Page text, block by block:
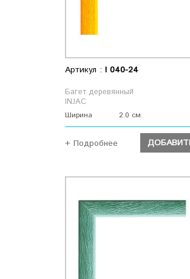
Артикул : I 040-24
Багет деревянный
INJAC
Ширина 2.0 см.
+ Подробнее